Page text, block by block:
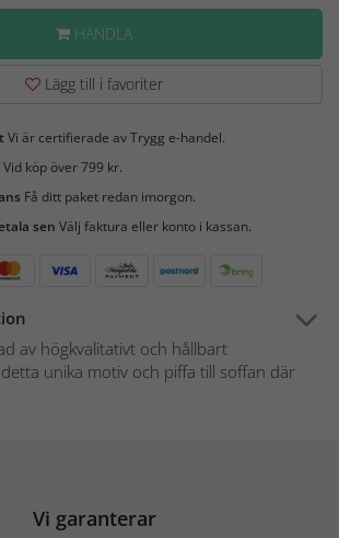
HANDLA
Lägg till i favoriter
Vi är certifierade av Trygg e-handel.
Vid köp över 799 kr.
Få ditt paket redan imorgon.
sen Välj faktura eller konto i kassan.
av högkvalitativt och hållbart
unika motiv och piffa till soffan där
Vi garanterar